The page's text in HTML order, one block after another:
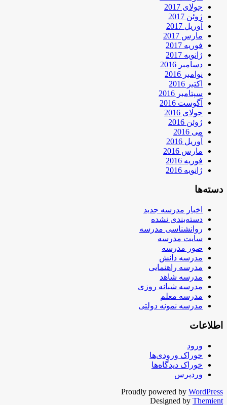
جولای 2017
ژوئن 2017
آوریل 2017
مارس 2017
فوریه 2017
ژانویه 2017
دسامبر 2016
نوامبر 2016
اکتبر 2016
سپتامبر 2016
آگوست 2016
جولای 2016
ژوئن 2016
می 2016
آوریل 2016
مارس 2016
فوریه 2016
ژانویه 2016
دسته‌ها
اخبار مدرسه جدید
دسته‌بندی نشده
روانشناسی مدرسه
سایت مدرسه
صور مدرسه
مدرسه دانش
مدرسه راهنمایی
مدرسه شاهد
مدرسه شبانه روزی
مدرسه معلم
مدرسه نمونه دولتی
اطلاعات
ورود
خوراک ورودی‌ها
خوراک دیدگاه‌ها
وردپرس
Proudly powered by WordPress
Designed by Themient